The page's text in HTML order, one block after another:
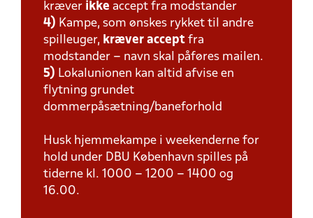
kræver ikke accept fra modstander
4) Kampe, som ønskes rykket til andre
spilleuger, kræver accept fra
modstander – navn skal påføres mailen.
5) Lokalunionen kan altid afvise en
flytning grundet
dommerpåsætning/baneforhold
Husk hjemmekampe i weekenderne for
hold under DBU København spilles på
tiderne kl. 1000 – 1200 – 1400 og
16.00.